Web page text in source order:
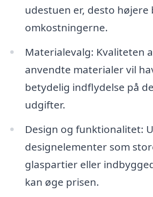
udestuen er, desto højere
omkostningerne.
Materialevalg: Kvaliteten
anvendte materialer vil
betydelig indflydelse på
udgifter.
Design og funktionalitet:
designelementer som
glaspartier eller
kan øge prisen.